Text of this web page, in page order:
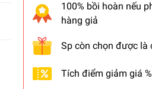
100% bồi hoàn nếu
hàng giả
Sp còn chọn được là
Tích điểm giảm giá %